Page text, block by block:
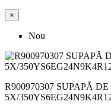
×
Nou
R900970307 SUPAPĂ
5X/